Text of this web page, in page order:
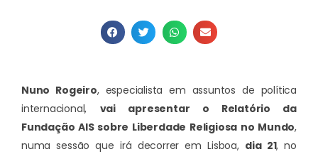
Nuno Rogeiro, especialista em assuntos de política
internacional, vai apresentar o Relatório da
Fundação AIS sobre Liberdade Religiosa no Mundo,
numa sessão que irá decorrer em Lisboa, dia 21, no